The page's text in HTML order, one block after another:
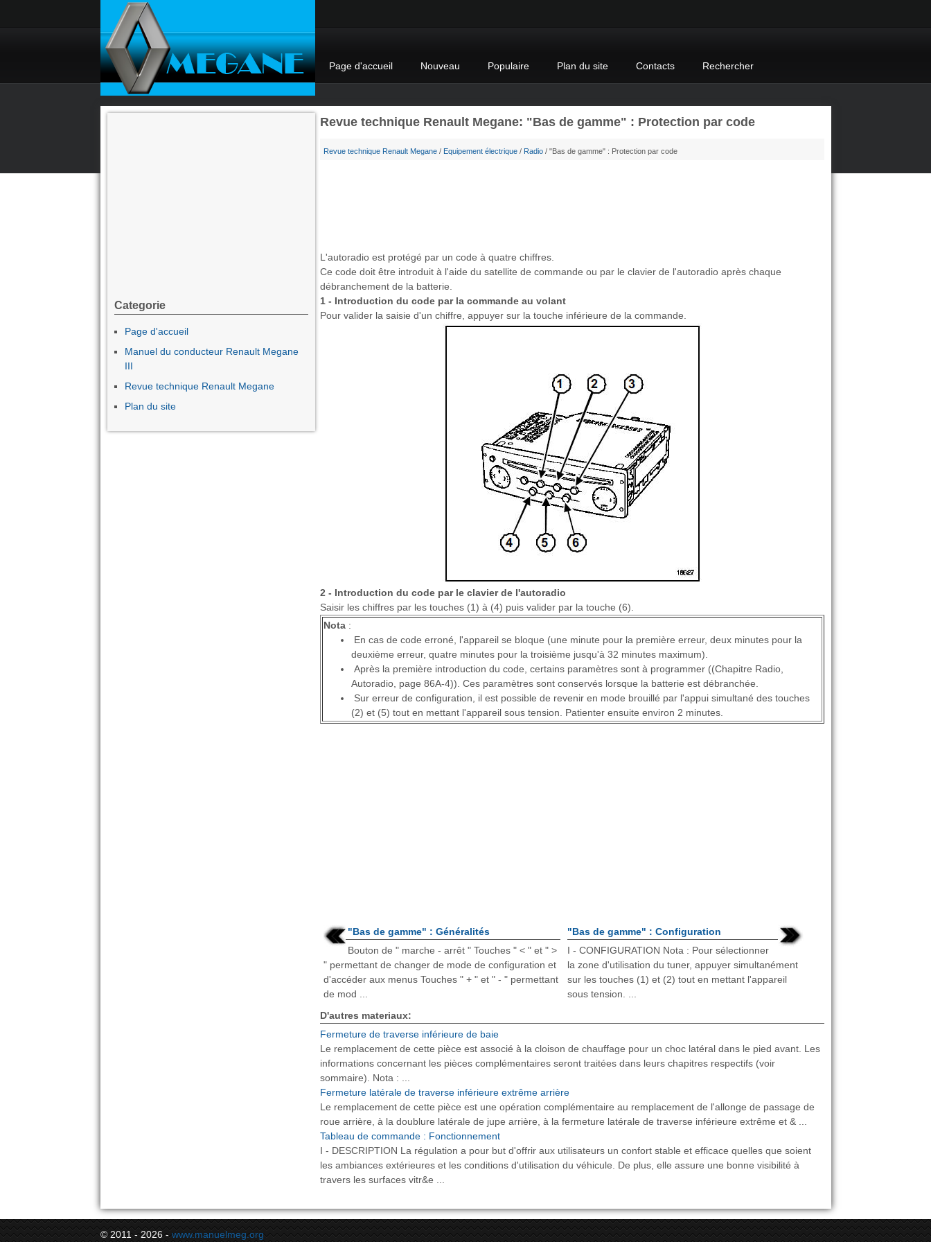
Page d'accueil Nouveau Populaire Plan du site Contacts Rechercher
Revue technique Renault Megane: "Bas de gamme" : Protection par code
Revue technique Renault Megane/ Equipement électrique/ Radio/ "Bas de gamme" : Protection par code
L'autoradio est protégé par un code à quatre chiffres.
Ce code doit être introduit à l'aide du satellite de commande ou par le clavier de l'autoradio après chaque
débranchement de la batterie.
1 - Introduction du code par la commande au volant
Pour valider la saisie d'un chiffre, appuyer sur la touche inférieure de la commande.
2 - Introduction du code par le clavier de l'autoradio
Saisir les chiffres par les touches (1) à (4) puis valider par la touche (6).
Nota:
En cas de code erroné, l'appareil se bloque (une minute pour la première erreur, deux minutes pour la
deuxième erreur, quatre minutes pour la troisième jusqu'à 32 minutes maximum).
Après la première introduction du code, certains paramètres sont à programmer ((Chapitre Radio,
Autoradio, page 86A-4)). Ces paramètres sont conservés lorsque la batterie est débranchée.
Sur erreur de configuration, il est possible de revenir en mode brouillé par l'appui simultané des touches
(2) et (5) tout en mettant l'appareil sous tension. Patienter ensuite environ 2 minutes.
"Bas de gamme" : Généralités
Bouton de " marche - arrêt " Touches " < " et " >
" permettant de changer de mode de configuration et
d'accéder aux menus Touches " + " et " - " permettant
de mod ...
"Bas de gamme" : Configuration
I - CONFIGURATION Nota : Pour sélectionner
la zone d'utilisation du tuner, appuyer simultanément
sur les touches (1) et (2) tout en mettant l'appareil
sous tension. ...
D'autres materiaux:
Fermeture de traverse inférieure de baie
Le remplacement de cette pièce est associé à la cloison de chauffage pour un choc latéral dans le pied avant. Les
informations concernant les pièces complémentaires seront traitées dans leurs chapitres respectifs (voir
sommaire). Nota : ...
Fermeture latérale de traverse inférieure extrême arrière
Le remplacement de cette pièce est une opération complémentaire au remplacement de l'allonge de passage de
roue arrière, à la doublure latérale de jupe arrière, à la fermeture latérale de traverse inférieure extrême et & ...
Tableau de commande : Fonctionnement
I - DESCRIPTION La régulation a pour but d'offrir aux utilisateurs un confort stable et efficace quelles que soient
les ambiances extérieures et les conditions d'utilisation du véhicule. De plus, elle assure une bonne visibilité à
travers les surfaces vitr&e ...
Categorie
Page d'accueil
Manuel du conducteur Renault Megane
III
Revue technique Renault Megane
Plan du site
© 2011 - 2026 - www.manuelmeg.org